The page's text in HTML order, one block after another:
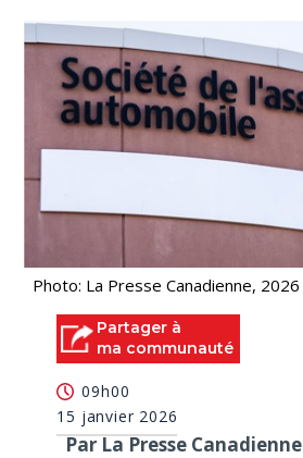
Photo: La Presse Canadienne, 2026
Partager à
ma communauté
09h00
15 janvier 2026
Par La Presse Canadienne